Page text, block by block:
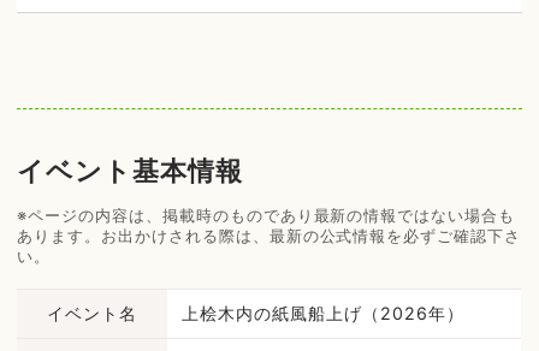
イベント基本情報
※ページの内容は、掲載時のものであり最新の情報ではない場合も
あります。お出かけされる際は、最新の公式情報を必ずご確認下さ
い。
イベント名 上桧木内の紙風船上げ（2026年）